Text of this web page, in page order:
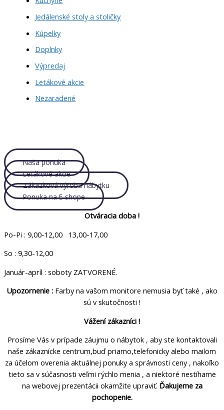
Jedálenské stoly a stoličky
Kúpelky
Doplnky
Výpredaj
Letákové akcie
Nezaradené
Naša ponuka
Letákové akcie
Zákazková výroba nábytku
Ponuka na E-shope
Otváracia doba !
Po-Pi : 9,00-12,00 13,00-17,00
So : 9,30-12,00
Január-apríl : soboty ZATVORENÉ.
Upozornenie : Farby na vašom monitore nemusia byť také , ako
sú v skutočnosti !
Vážení zákazníci !
Prosíme Vás v prípade záujmu o nábytok , aby ste kontaktovali
naše zákaznícke centrum,buď priamo,telefonicky alebo mailom
za účelom overenia aktuálnej ponuky a správnosti ceny , nakoľko
tieto sa v súčasnosti veľmi rýchlo menia , a niektoré nestíhame
na webovej prezentácii okamžite upraviť. Ďakujeme za
pochopenie.